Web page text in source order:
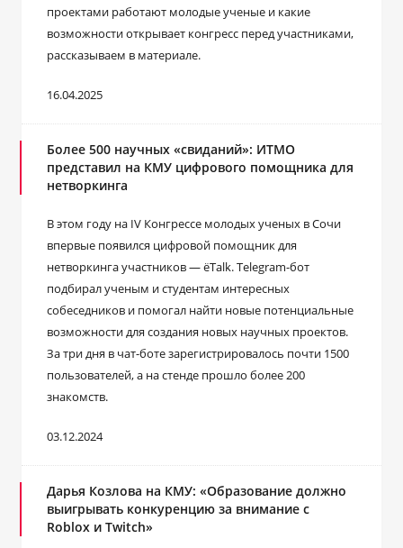
проектами работают молодые ученые и какие
возможности открывает конгресс перед участниками,
рассказываем в материале.
16.04.2025
Более 500 научных «свиданий»: ИТМО
представил на КМУ цифрового помощника для
нетворкинга
В этом году на IV Конгрессе молодых ученых в Сочи
впервые появился цифровой помощник для
нетворкинга участников — ёTalk. Telegram-бот
подбирал ученым и студентам интересных
собеседников и помогал найти новые потенциальные
возможности для создания новых научных проектов.
За три дня в чат-боте зарегистрировалось почти 1500
пользователей, а на стенде прошло более 200
знакомств.
03.12.2024
Дарья Козлова на КМУ: «Образование должно
выигрывать конкуренцию за внимание с
Roblox и Twitch»